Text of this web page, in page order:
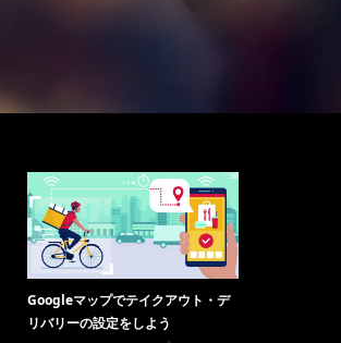
Googleマップでテイクアウト・デ
リバリーの設定をしよう